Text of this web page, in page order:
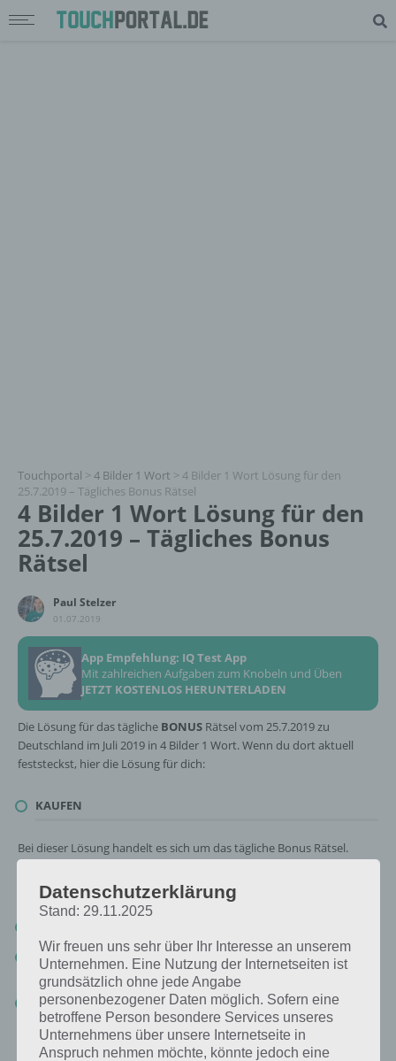
Touchportal > 4 Bilder 1 Wort > 4 Bilder 1 Wort Lösung für den
25.7.2019 – Tägliches Bonus Rätsel
4 Bilder 1 Wort Lösung für den
25.7.2019 – Tägliches Bonus
Rätsel
Paul Stelzer
01.07.2019
App Empfehlung: IQ Test App
Mit zahlreichen Aufgaben zum Knobeln und Üben
JETZT KOSTENLOS HERUNTERLADEN
Die Lösung für das tägliche BONUS Rätsel vom 25.7.2019 zu
Deutschland im Juli 2019 in 4 Bilder 1 Wort. Wenn du dort aktuell
feststeckst, hier die Lösung für dich:
KAUFEN
Bei dieser Lösung handelt es sich um das tägliche Bonus Rätsel.
Nachfolgend haben wir noch die Links beispielsweise zum täglichen
Rätsel und was 2018 gesucht war:
Rätsel aus dem Jahr 2018: Schau mal, was vor einem Jahr, am
25.7.2018, als Lösung gesucht war
Zur Übersicht:4 Bilder 1 Wort Lösungen zu Deutschland im Juli
2019!
Datenschutzerklärung
Stand: 29.11.2025
Wir freuen uns sehr über Ihr Interesse an unserem
Unternehmen. Eine Nutzung der Internetseiten ist
grundsätzlich ohne jede Angabe
personenbezogener Daten möglich. Sofern eine
betroffene Person besondere Services unseres
Unternehmens über unsere Internetseite in
Anspruch nehmen möchte, könnte jedoch eine